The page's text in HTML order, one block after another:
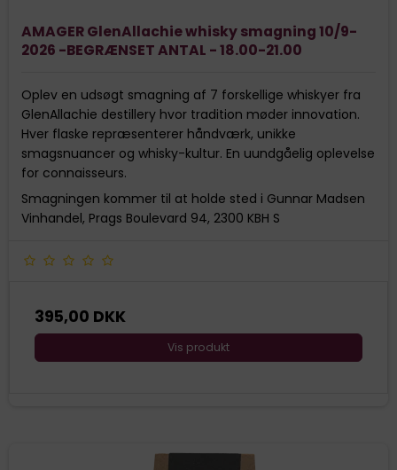
AMAGER GlenAllachie whisky smagning 10/9-
2026 -BEGRÆNSET ANTAL - 18.00-21.00
Oplev en udsøgt smagning af 7 forskellige whiskyer fra
GlenAllachie destillery hvor tradition møder innovation.
Hver flaske repræsenterer håndværk, unikke
smagsnuancer og whisky-kultur. En uundgåelig oplevelse
for connaisseurs.
Smagningen kommer til at holde sted i Gunnar Madsen
Vinhandel, Prags Boulevard 94, 2300 KBH S
395,00 DKK
Vis produkt